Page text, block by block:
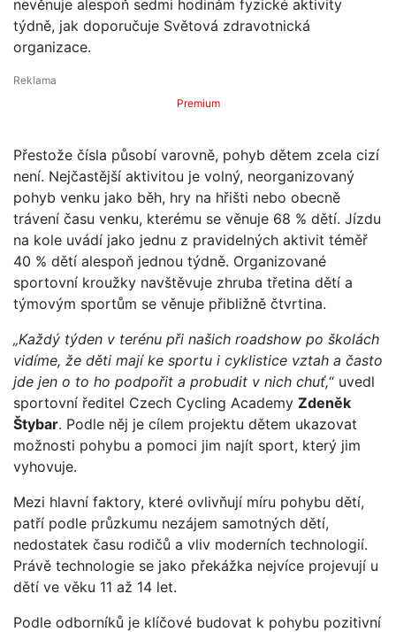
nevěnuje alespoň sedmi hodinám fyzické aktivity
týdně, jak doporučuje Světová zdravotnická
organizace.
Premium
Přestože čísla působí varovně, pohyb dětem zcela cizí
není. Nejčastější aktivitou je volný, neorganizovaný
pohyb venku jako běh, hry na hřišti nebo obecně
trávení času venku, kterému se věnuje 68 % dětí. Jízdu
na kole uvádí jako jednu z pravidelných aktivit téměř
40 % dětí alespoň jednou týdně. Organizované
sportovní kroužky navštěvuje zhruba třetina dětí a
týmovým sportům se věnuje přibližně čtvrtina.
„Každý týden v terénu při našich roadshow po školách
vidíme, že děti mají ke sportu i cyklistice vztah a často
jde jen o to ho podpořit a probudit v nich chuť,“ uvedl
sportovní ředitel Czech Cycling Academy Zdeněk
Štybar. Podle něj je cílem projektu dětem ukazovat
možnosti pohybu a pomoci jim najít sport, který jim
vyhovuje.
Mezi hlavní faktory, které ovlivňují míru pohybu dětí,
patří podle průzkumu nezájem samotných dětí,
nedostatek času rodičů a vliv moderních technologií.
Právě technologie se jako překážka nejvíce projevují u
dětí ve věku 11 až 14 let.
Podle odborníků je klíčové budovat k pohybu pozitivní